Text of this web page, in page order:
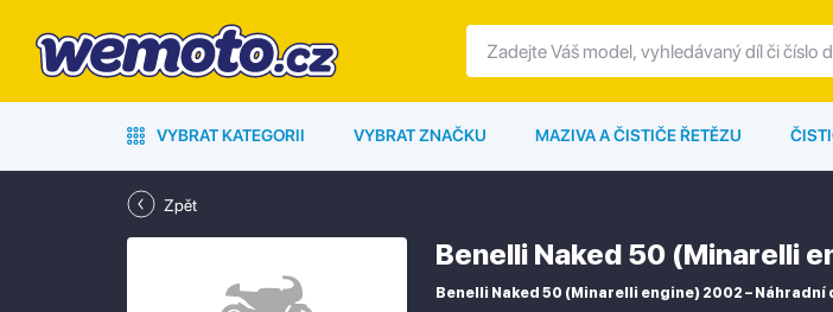
VYBRAT KATEGORII VYBRAT ZNAČKU MAZIVA A ČISTIČE ŘETĚZU
Zpět
Benelli Naked 50 (Minarelli
Benelli Naked 50 (Minarelli engine) 2002 –